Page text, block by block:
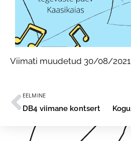
Viimati muudetud 30/08/2021
EELMINE
DB4 viimane kontsert